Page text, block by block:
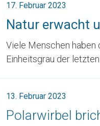
17. Februar 2023
Natur erwacht
Viele Menschen haben
Einheitsgrau der letzten
13. Februar 2023
Polarwirbel